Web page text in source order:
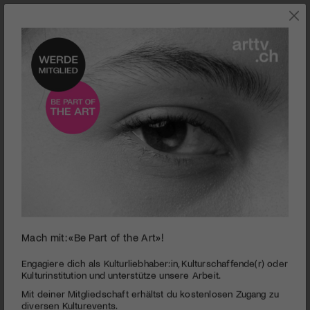
BALD IM KINO
seconds
minute,
42
A SAD AND BEAUTIFUL WORLD - Eine emotionale
Liebesgeschichte über mehrere Jahrzehnte
PUBLIZIERT AM 13. MAI 2026
Mach mit: «Be Part of the Art»!
Engagiere dich als Kulturliebhaber:in, Kulturschaffende(r) oder
Kulturinstitution und unterstütze unsere Arbeit.
Mit deiner Mitgliedschaft erhältst du kostenlosen Zugang zu
diversen Kulturevents.